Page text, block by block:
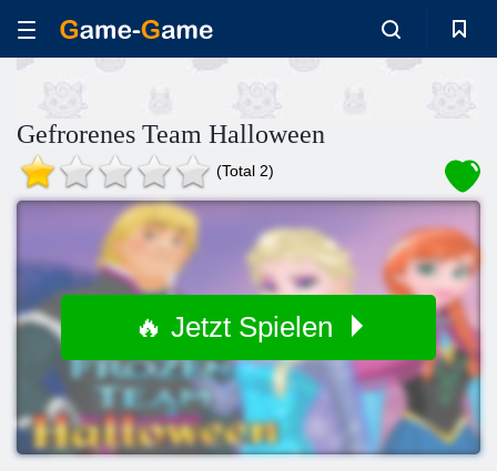
Gefrorenes Team Halloween
(Total 2)
🔥 Jetzt Spielen